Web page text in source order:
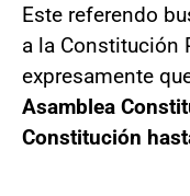
Este referendo
a la Constitución
expresamente
Asamblea
Constitución